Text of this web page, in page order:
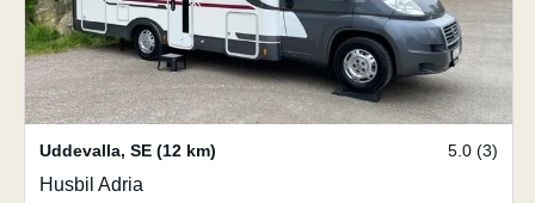
Uddevalla, SE (12 km) 5.0 (3)
Husbil Adria